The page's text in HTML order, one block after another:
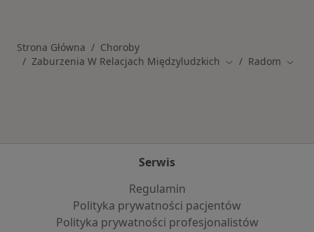
Strona Główna
Choroby
Zaburzenia W Relacjach Międzyludzkich Zmień miasto
Radom
Serwis
Regulamin
Polityka prywatności pacjentów
Polityka prywatności profesjonalistów